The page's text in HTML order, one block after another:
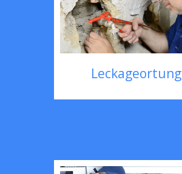
Leckageortung